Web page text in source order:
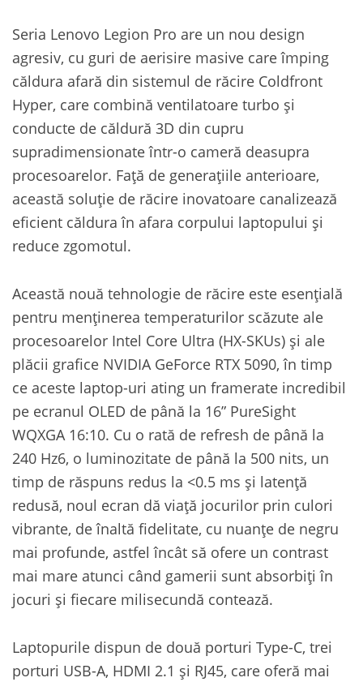
Seria Lenovo Legion Pro are un nou design
agresiv, cu guri de aerisire masive care împing
căldura afară din sistemul de răcire Coldfront
Hyper, care combină ventilatoare turbo și
conducte de căldură 3D din cupru
supradimensionate într-o cameră deasupra
procesoarelor. Față de generațiile anterioare,
această soluție de răcire inovatoare canalizează
eficient căldura în afara corpului laptopului și
reduce zgomotul.
Această nouă tehnologie de răcire este esențială
pentru menținerea temperaturilor scăzute ale
procesoarelor Intel Core Ultra (HX-SKUs) și ale
plăcii grafice NVIDIA GeForce RTX 5090, în timp
ce aceste laptop-uri ating un framerate incredibil
pe ecranul OLED de până la 16” PureSight
WQXGA 16:10. Cu o rată de refresh de până la
240 Hz6, o luminozitate de până la 500 nits, un
timp de răspuns redus la <0.5 ms și latență
redusă, noul ecran dă viață jocurilor prin culori
vibrante, de înaltă fidelitate, cu nuanțe de negru
mai profunde, astfel încât să ofere un contrast
mai mare atunci când gamerii sunt absorbiți în
jocuri și fiecare milisecundă contează.
Laptopurile dispun de două porturi Type-C, trei
porturi USB-A, HDMI 2.1 și RJ45, care oferă mai